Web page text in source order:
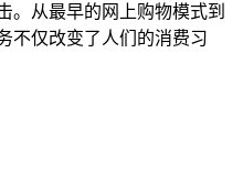
。从最早的网上购物模式到
不仅改变了人们的消费习